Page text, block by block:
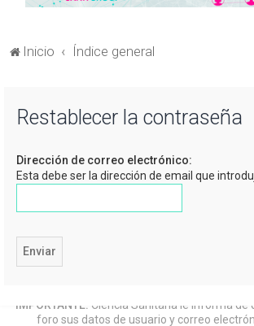
Inicio Índice general
Restablecer la contraseña
Dirección de correo electrónico:
Esta debe ser la dirección de email que
IMPORTANTE: Ciencia Sanitaria le informa de
foro sus datos de usuario y correo